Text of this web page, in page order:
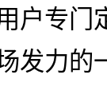
户专门
发力的